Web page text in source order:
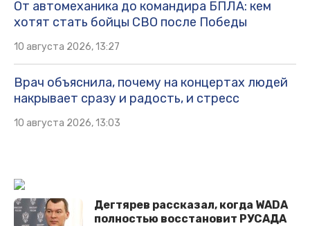
От автомеханика до командира БПЛА: кем
хотят стать бойцы СВО после Победы
10 августа 2026, 13:27
Врач объяснила, почему на концертах людей
накрывает сразу и радость, и стресс
10 августа 2026, 13:03
Дегтярев рассказал, когда WADA
полностью восстановит РУСАДА